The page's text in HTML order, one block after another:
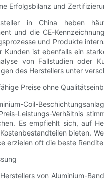
Erfolgsbilanz und
in China heben
und die CE-
und Produkte
Kunden ist ebenfalls ein
von Fallstudien oder
des Herstellers unter
Preise ohne
Coil-
Leistungs-Verhältnis
Es empfiehlt sich, auf
bieten.
erzielen oft die beste
von Aluminium-